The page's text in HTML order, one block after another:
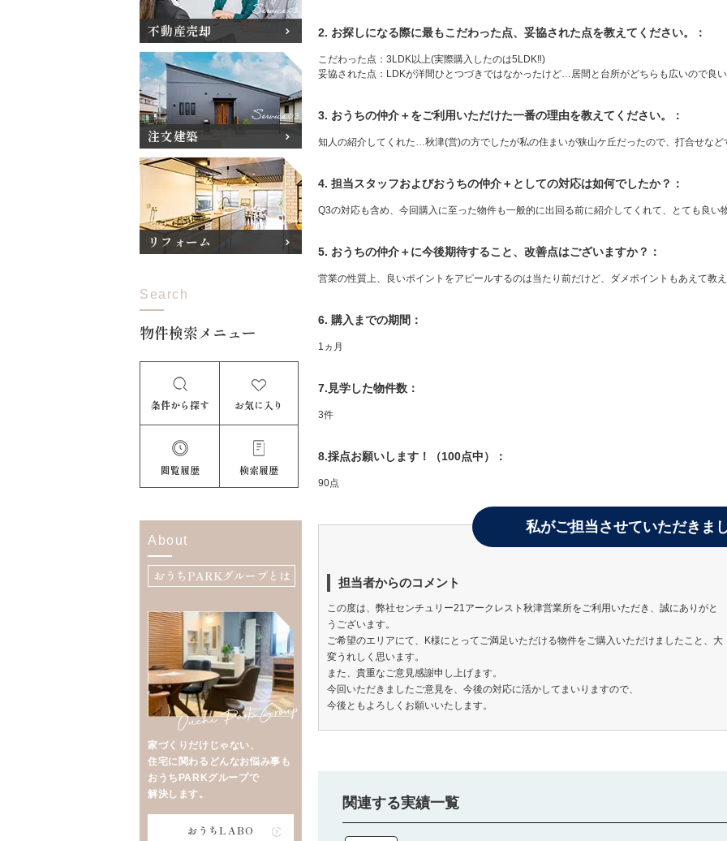
2. お探しになる際に最もこだわった点、妥協された点を教えてください。：
こだわった点：3LDK以上(実際購入したのは5LDK‼)
妥協された点：LDKが洋間ひとつづきではなかったけど…居間と台所がどちらも広いので良い
3. おうちの仲介＋をご利用いただけた一番の理由を教えてください。：
知人の紹介してくれた…秋津(営)の方でしたが私の住まいが狭山ケ丘だったので、打合せな
4. 担当スタッフおよびおうちの仲介＋としての対応は如何でしたか？：
Q3の対応も含め、今回購入に至った物件も一般的に出回る前に紹介してくれて、とても良い
5. おうちの仲介＋に今後期待すること、改善点はございますか？：
営業の性質上、良いポイントをアピールするのは当たり前だけど、ダメポイントもあえて教
6. 購入までの期間：
1ヵ月
7.見学した物件数：
3件
8.採点お願いします！（100点中）：
90点
私がご担当させていただきま
担当者からのコメント
この度は、弊社センチュリー21アークレスト秋津営業所をご利用いただき、誠にありがと
うございます。
ご希望のエリアにて、K様にとってご満足いただける物件をご購入いただけましたこと、大
変うれしく思います。
また、貴重なご意見感謝申し上げます。
今回いただきましたご意見を、今後の対応に活かしてまいりますので、
今後ともよろしくお願いいたします。
関連する実績一覧
不動産売却
注文建築
リフォーム
Search
物件検索メニュー
条件から探す お気に入り
閲覧履歴 検索履歴
About
おうちPARKグループとは
家づくりだけじゃない、
住宅に関わるどんなお悩み事も
おうちPARKグループで
解決します。
おうちLABO